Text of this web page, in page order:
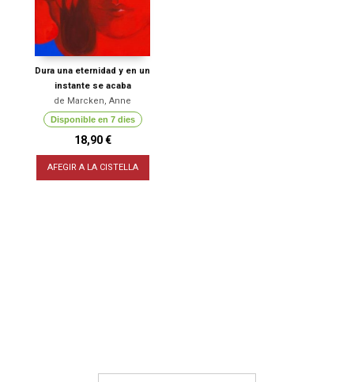
Dura una eternidad y en un
instante se acaba
de Marcken, Anne
Disponible en 7 dies
18,90 €
AFEGIR A LA CISTELLA